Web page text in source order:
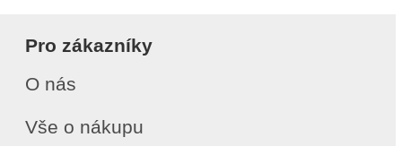
Pro zákazníky
O nás
Vše o nákupu